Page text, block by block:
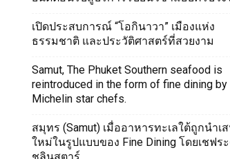
เปิดประสบการณ์ “โอกินาวา” เมืองแห่ง
ธรรมชาติ และประวัติศาสตร์ที่สวยงาม
Samut, The Phuket Southern seafood is
reintroduced in the form of fine dining by
Michelin star chefs.
สมุทร (Samut) เมื่ออาหารทะเลใต้ถูกนำเ
ใหม่ในรูปแบบของ Fine Dining โดยเชฟร